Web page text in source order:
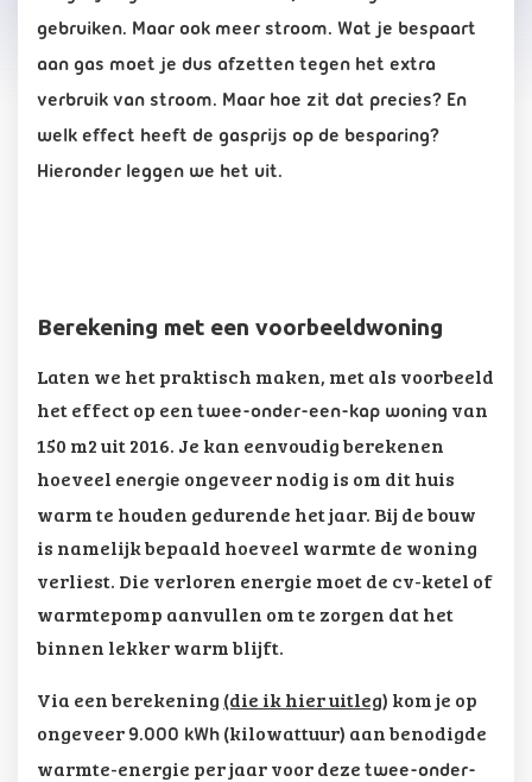
gebruiken. Maar ook meer stroom. Wat je bespaart
aan gas moet je dus afzetten tegen het extra
verbruik van stroom. Maar hoe zit dat precies? En
welk effect heeft de gasprijs op de besparing?
Hieronder leggen we het uit.
Berekening met een voorbeeldwoning
Laten we het praktisch maken, met als voorbeeld
het effect op een twee-onder-een-kap woning van
150 m2 uit 2016. Je kan eenvoudig berekenen
hoeveel energie ongeveer nodig is om dit huis
warm te houden gedurende het jaar. Bij de bouw
is namelijk bepaald hoeveel warmte de woning
verliest. Die verloren energie moet de cv-ketel of
warmtepomp aanvullen om te zorgen dat het
binnen lekker warm blijft.
Via een berekening (die ik hier uitleg) kom je op
ongeveer9.000 kWh (kilowattuur) aan benodigde
warmte-energie per jaar voor deze twee-onder-